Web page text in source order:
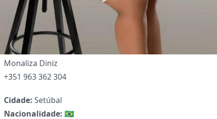
Monaliza Diniz
+351 963 362 304
Cidade: Setúbal
Nacionalidade: 🇧🇷